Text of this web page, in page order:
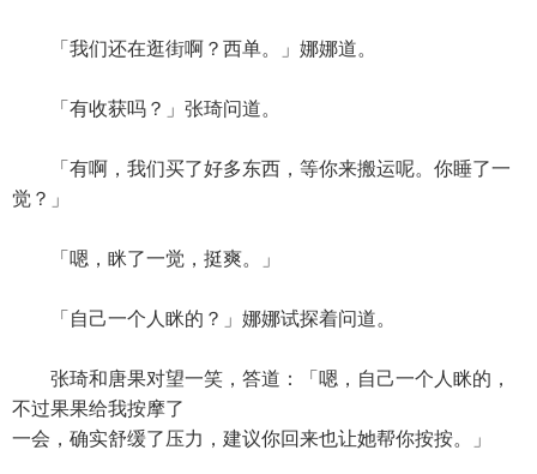
「我们还在逛街啊？西单。」娜娜道。
「有收获吗？」张琦问道。
「有啊，我们买了好多东西，等你来搬运呢。你睡了一
觉？」
「嗯，眯了一觉，挺爽。」
「自己一个人眯的？」娜娜试探着问道。
张琦和唐果对望一笑，答道：「嗯，自己一个人眯的，
不过果果给我按摩了
一会，确实舒缓了压力，建议你回来也让她帮你按按。」